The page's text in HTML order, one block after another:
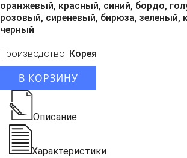
оранжевый, красный, синий, бордо,
розовый, сиреневый, бирюза, зеленый,
черный
Производство: Корея
В КОРЗИНУ
Описание
Характеристики